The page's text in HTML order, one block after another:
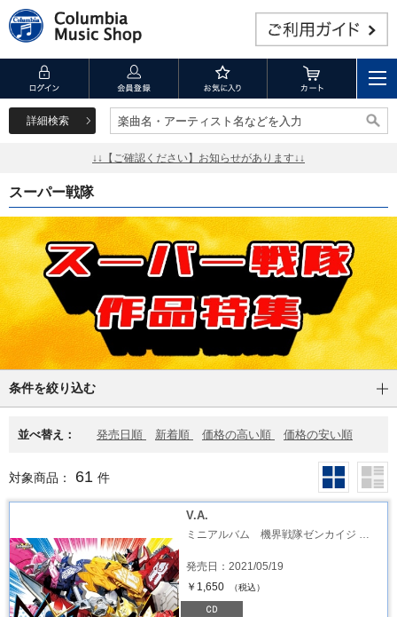
詳細検索 楽曲名・アーティスト名などを入力
楽曲名・アーティスト名などを入力
↓↓【ご確認ください】お知らせがあります↓↓
スーパー戦隊
条件を絞り込む
並べ替え： 発売日順 新着順 価格の高い順 価格の安い順
対象商品： 61 件
V.A.
ミニアルバム 機界戦隊ゼンカイジ …
発売日：2021/05/19
￥1,650
（税込）